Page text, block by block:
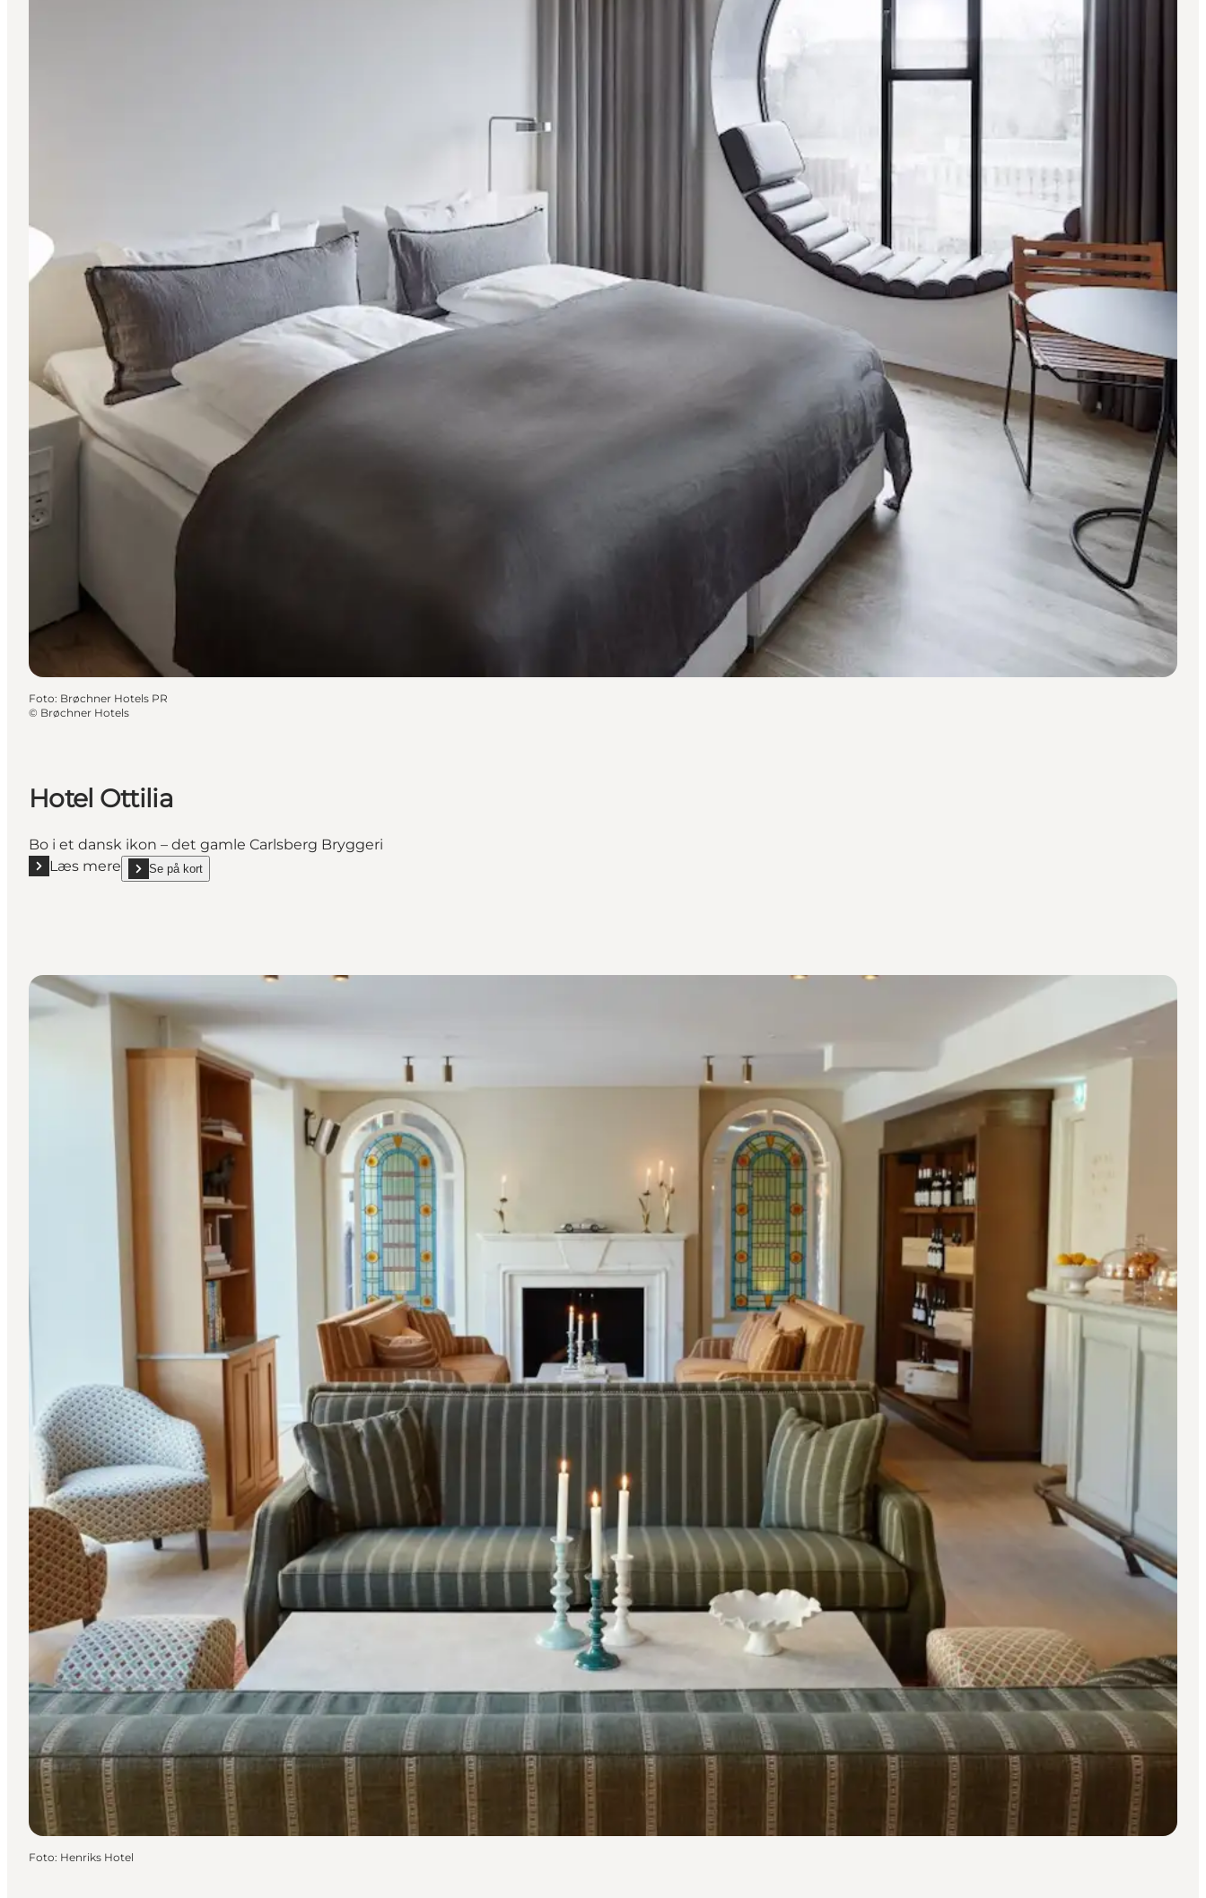
Foto: Brøchner Hotels PR
© Brøchner Hotels
Hotel Ottilia
Bo i et dansk ikon – det gamle Carlsberg Bryggeri
Læs mere
Læs mere "Hotel Ottilia"
Se på kort
show Hotel Ottilia on_map
Foto: Henriks Hotel